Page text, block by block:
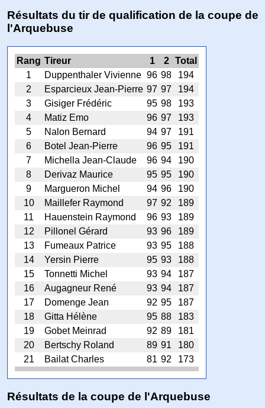
Résultats du tir de qualification de la coupe de
l'Arquebuse
Rang Tireur 1 2
Total
1
Duppenthaler Vivienne 96 98
194
2
Esparcieux Jean-Pierre 97 97
194
3
Gisiger Frédéric 95 98
193
4
Matiz Emo 96 97
193
5
Nalon Bernard 94 97
191
6
Botel Jean-Pierre 96 95
191
7
Michella Jean-Claude 96 94
190
8
Derivaz Maurice 95 95
190
9
Margueron Michel 94 96
190
10
Maillefer Raymond 97 92
189
11
Hauenstein Raymond 96 93
189
12
Pillonel Gérard 93 96
189
13
Fumeaux Patrice 93 95
188
14
Yersin Pierre 95 93
188
15
Tonnetti Michel 93 94
187
16
Augagneur René 93 94
187
17
Domenge Jean 92 95
187
18
Gitta Hélène 95 88
183
19
Gobet Meinrad 92 89
181
20
Bertschy Roland 89 91
180
21
Bailat Charles 81 92 173
Résultats de la coupe de l'Arquebuse